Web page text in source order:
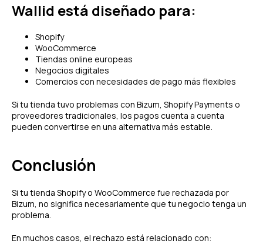
Wallid está diseñado para:
Shopify
WooCommerce
Tiendas online europeas
Negocios digitales
Comercios con necesidades de pago más flexibles
Si tu tienda tuvo problemas con Bizum, Shopify Payments o
proveedores tradicionales, los pagos cuenta a cuenta
pueden convertirse en una alternativa más estable.
Conclusión
Si tu tienda Shopify o WooCommerce fue rechazada por
Bizum, no significa necesariamente que tu negocio tenga un
problema.
En muchos casos, el rechazo está relacionado con: